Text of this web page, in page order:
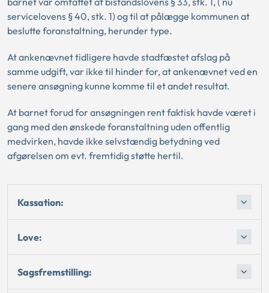
servicelovens § 40, stk. 1) og til at pålægge kommunen at
beslutte foranstaltning, herunder type.
At ankenævnet tidligere havde stadfæstet afslag på
samme udgift, var ikke til hinder for, at ankenævnet ved en
senere ansøgning kunne komme til et andet resultat.
At barnet forud for ansøgningen rent faktisk havde været i
gang med den ønskede foranstaltning uden offentlig
medvirken, havde ikke selvstændig betydning ved
afgørelsen om evt. fremtidig støtte hertil.
Kassation:
Love:
Sagsfremstilling: